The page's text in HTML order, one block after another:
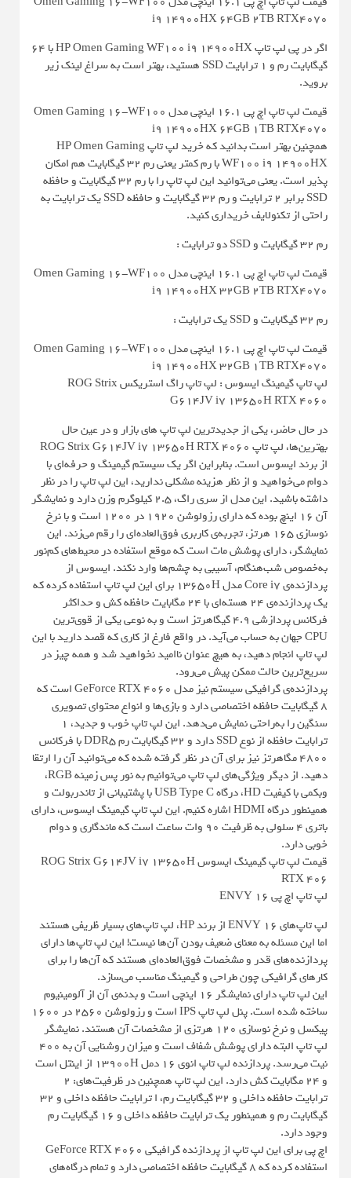
i9 14900HX 64GB 2TB RTX4070
اگر در پی لپ تاپ HP Omen Gaming WF100 i9 14900HX با 64
گیگابایت رم و 1 ترابایت SSD هستید، بهتر است به سراغ لینک زیر
بروید.
قیمت لپ تاپ اچ پی 16.1 اینچی مدل Omen Gaming 16-WF100
i9 14900HX 64GB 1TB RTX4070
همچنین بهتر است بدانید که خرید لپ تاپ HP Omen Gaming
WF100 i9 14900HX با رم کمتر یعنی رم 32 گیگابایت هم امکان
پذیر است. یعنی می‌توانید این لپ تاپ را با رم 32 گیگابایت و حافظه
SSD برابر 2 ترابایت و رم 32 گیگابایت و حافظه SSD یک ترابایت به
راحتی از تکنولایف خریداری کنید.
رم 32 گیگابایت و SSD دو ترابایت :
قیمت لپ تاپ اچ پی 16.1 اینچی مدل Omen Gaming 16-WF100
i9 14900HX 32GB 2TB RTX4070
رم 32 گیگابایت و SSD یک ترابایت :
قیمت لپ تاپ اچ پی 16.1 اینچی مدل Omen Gaming 16-WF100
i9 14900HX 32GB 1TB RTX4070
لپ تاپ گیمینگ ایسوس : لپ تاپ راگ استریکس ROG Strix
G614JV i7 13650H RTX 4060
در حال حاضر، یکی از جدیدترین لپ تاپ های بازار و در عین حال
بهترین‌ها، لپ تاپ ROG Strix G614JV i7 13650H RTX 4060
از برند ایسوس است. بنابراین اگر یک سیستم گیمینگ و حرفه‌ای با
دوام می‌خواهید و از نظر هزینه مشکلی ندارید، این لپ تاپ را در نظر
داشته باشید. این مدل از سری راگ، 2.5 کیلوگرم وزن دارد و نمایشگر
آن 16 اینچ بوده که دارای رزولوشن 1920 در 1200 است و با نرخ
نوسازی 165 هرتز، تجربه‌ی کاربری فوق‌العاده‌ای را رقم می‌زند. این
نمایشگر، دارای پوشش مات است که موقع استفاده در محیط‌های کم‌نور
به‌خصوص شب‌هنگام، آسیبی به چشم‌ها وارد نکند. ایسوس از
پردازنده‌ی Core i7 مدل 13650H برای این لپ تاپ استفاده کرده که
یک پردازنده‌ی 24 هسته‌ای با 24 مگابایت حافظه کش و حداکثر
فرکانس پردازشی 4.9 گیگاهرتز است و به نوعی یکی از قوی‌ترین
CPU جهان به حساب می‌آید. در واقع فارغ از کاری که قصد دارید با این
لپ تاپ انجام دهید، به هیچ عنوان ناامید نخواهید شد و همه چیز در
سریع‌ترین حالت ممکن پیش می‌رود.
پردازنده‌ی گرافیکی سیستم نیز مدل GeForce RTX 4060 است که
8 گیگابایت حافظه اختصاصی دارد و بازی‌ها و انواع محتوای تصویری
سنگین را به‌راحتی نمایش می‌دهد. این لپ تاپ خوب و جدید، 1
ترابایت حافظه از نوع SSD دارد و 32 گیگابایت رم DDR5 با فرکانس
4800 مگاهرتز نیز برای آن در نظر گرفته شده که می‌توانید آن را ارتقا
دهید. از دیگر ویژگی‌های لپ تاپ می‌توانیم به نور پس زمینه RGB،
وبکمی با کیفیت HD، درگاه USB Type C با پشتیبانی از تاندربولت و
همینطور درگاه HDMI اشاره کنیم. این لپ تاپ گیمینگ ایسوس، دارای
باتری ۴ سلولی به ظرفیت 90 وات ساعت است که ماندگاری و دوام
خوبی دارد.
قیمت لپ تاپ گیمینگ ایسوس ROG Strix G614JV i7 13650H
RTX 406
لپ تاپ اچ پی ENVY 16
لپ تاپ‌های ENVY 16 از برند HP، لپ تاپ‌های بسیار ظریفی هستند
اما این مسئله به معنای ضعیف بودن آن‌ها نیست! این لپ تاپ‌ها دارای
پردازنده‌های قدر و مشخصات فوق‌العاده‌ای هستند که آن‌ها را برای
کارهای گرافیکی چون طراحی و گیمینگ مناسب می‌سازد.
این لپ تاپ‌ دارای نمایشگر ۱۶ اینچی است و بدنه‌ی آن از آلومینیوم
ساخته شده است. پنل لپ تاپ IPS است و رزولوشن ۲۵۶۰ در ۱۶۰۰
پیکسل و نرخ نوسازی ۱۲۰ هرتزی از مشخصات آن هستند. نمایشگر
لپ تاپ البته دارای پوشش شفاف است و میزان روشنایی آن به ۴۰۰
نیت می‌رسد. پردازنده لپ تاپ انوی ۱۶ دمل ۱۳۹۰۰H از اینتل است
و ۲۴ مگابایت کش دارد. این لپ تاپ همچنین در ظرفیت‌های: ۲
ترابایت حافظه داخلی و ۳۲ گیگابایت رم، ا ترابایت حافظه داخلی و ۳۲
گیگابایت رم و همینطور یک ترابایت حافظه داخلی و ۱۶ گیگابایت رم
وجود دارد.
اچ پی برای این لپ تاپ از پردازنده گرافیکی GeForce RTX 4060
استفاده کرده که ۸ گیگابایت حافظه اختصاصی دارد و تمام درگاه‌های